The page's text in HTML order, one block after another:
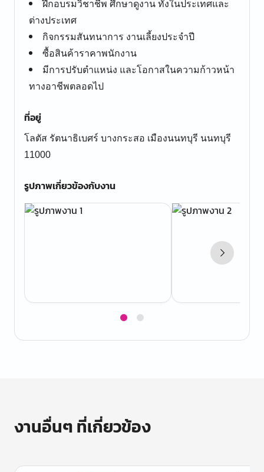
ฝึกอบรมวิชาชีพ ศึกษาดูงาน ทั้งในประเทศและ
ต่างประเทศ
กิจกรรมสันทนาการ งานเลี้ยงประจำปี
ซื้อสินค้าราคาพนักงาน
มีการปรับตำแหน่ง และโอกาสในความก้าวหน้า
ทางอาชีพตลอดไป
ที่อยู่
โลตัส รัตนาธิเบศร์ บางกระสอ เมืองนนทบุรี นนทบุรี
11000
รูปภาพเกี่ยวข้องกับงาน
งานอื่นๆ ที่เกี่ยวข้อง